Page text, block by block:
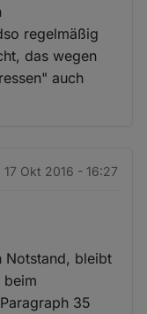
regelmäßig
das wegen
auch
17 Okt 2016 - 16:27
Notstand, bleibt
beim
35